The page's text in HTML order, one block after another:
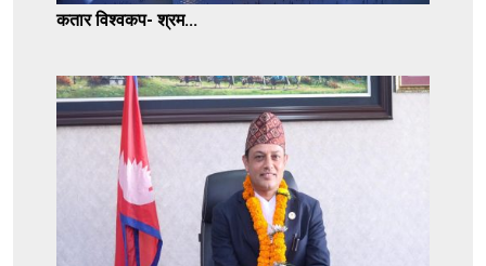
कतार विश्वकप- श्रम...